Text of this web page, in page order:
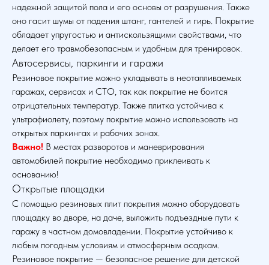
надежной защитой пола и его основы от разрушения. Также
оно гасит шумы от падения штанг, гантелей и гирь. Покрытие
обладает упругостью и антискользящими свойствами, что
делает его травмобезопасным и удобным для тренировок.
Автосервисы, паркинги и гаражи
Резиновое покрытие можно укладывать в неотапливаемых
гаражах, сервисах и СТО, так как покрытие не боится
отрицательных температур. Также плитка устойчива к
ультрафиолету, поэтому покрытие можно использовать на
открытых паркингах и рабочих зонах.
Важно! В местах разворотов и маневрирования
автомобилей покрытие необходимо приклеивать к
основанию!
Открытые площадки
С помощью резиновых плит покрытия можно оборудовать
площадку во дворе, на даче, выложить подъездные пути к
гаражу в частном домовладении. Покрытие устойчиво к
любым погодным условиям и атмосферным осадкам.
Резиновое покрытие — безопасное решение для детской